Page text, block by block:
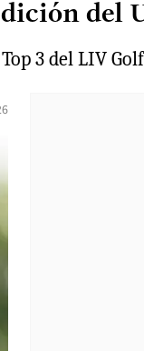
del
3 del LIV